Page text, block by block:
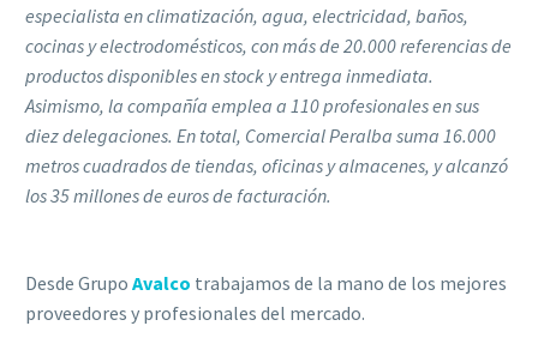
especialista en climatización, agua, electricidad, baños,
cocinas y electrodomésticos, con más de 20.000 referencias de
productos disponibles en stock y entrega inmediata.
Asimismo, la compañía emplea a 110 profesionales en sus
diez delegaciones. En total, Comercial Peralba suma 16.000
metros cuadrados de tiendas, oficinas y almacenes, y alcanzó
los 35 millones de euros de facturación.
Desde Grupo Avalco trabajamos de la mano de los mejores
proveedores y profesionales del mercado.